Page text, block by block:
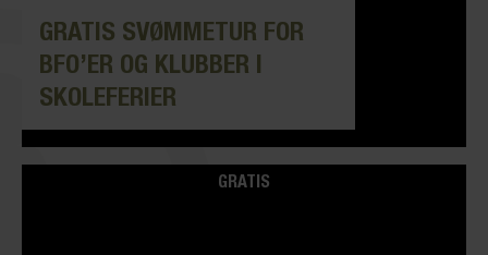
GRATIS SVØMMETUR FOR
BFO’ER OG KLUBBER I
SKOLEFERIER
GRATIS